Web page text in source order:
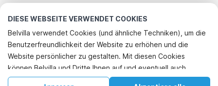
DIESE WEBSEITE VERWENDET COOKIES
Belvilla verwendet Cookies (und ähnliche Techniken), um die
Benutzerfreundlichkeit der Website zu erhöhen und die
Website persönlicher zu gestalten. Mit diesen Cookies
können Belvilla und Dritte Ihnen auf und eventuell auch
außerhalb unserer Website folgen, um Werbung Ihren
Beliebteste Reiseziele für Urlaub
Top-Städte mit Top-Annehmlichkeiten für den Urlaub
Ferienwohnungen maranovici
Ferienwohnungen pobrezje
Beliebte Ausstattungen für Urlaub in Zamaski-dol
Kinderfreundliche Ferienunterkünfte